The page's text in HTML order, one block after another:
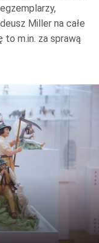
Miller na całe
to m.in. za sprawą